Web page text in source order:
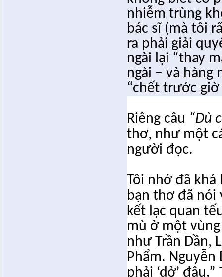
nhiễm trùng
bác sĩ (mà tôi
ra phải giải
ngài lại “thay
ngài – và hàng
“chết trước giờ
Riêng câu “Dù
thơ, như một
người đọc.
Tôi nhớ đã khá
bạn thơ đã nói
kết lạc quan
mù ở một
như Trần Dần,
Phẩm. Nguyễn
phải ‘dở’